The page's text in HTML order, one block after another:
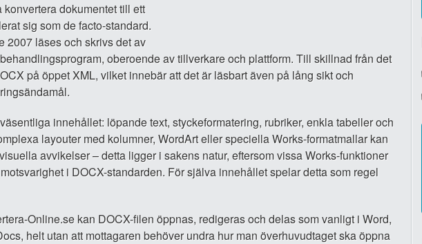
dokumentet till ett
sig som de facto-standard.
2007 läses och skrivs det av
oberoende av tillverkare och plattform. Till skillnad från det
på öppet XML, vilket innebär att det är läsbart även på lång sikt och
innehållet: löpande text, styckeformatering, rubriker, enkla tabeller och
layouter med kolumner, WordArt eller speciella Works-formatmallar kan
avvikelser – detta ligger i sakens natur, eftersom vissa Works-funktioner
i DOCX-standarden. För själva innehållet spelar detta som regel
Online.se kan DOCX-filen öppnas, redigeras och delas som vanligt i Word,
helt utan att mottagaren behöver undra hur man överhuvudtaget ska öppna